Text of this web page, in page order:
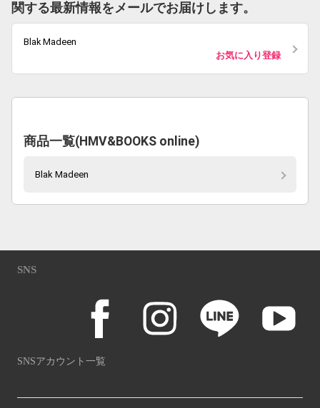
関する最新情報をメールでお届けします。
Blak Madeen
お気に入り登録
商品一覧(HMV&BOOKS online)
Blak Madeen
SNS
SNSアカウント一覧